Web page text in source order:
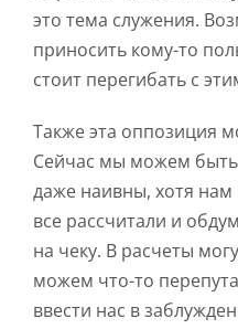
это тема служения.
приносить кому-то
стоит перегибать с
Также эта оппозиция
Сейчас мы можем
даже наивны, хотя
все рассчитали и
на чеку. В расчеты
можем что-то
ввести нас в